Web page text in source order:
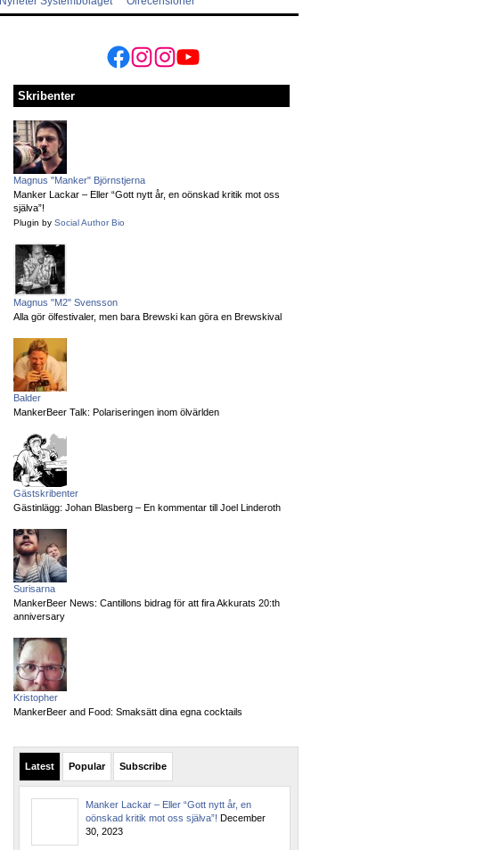
Facebook
Instagram
Instagram
YouTube
Skribenter
Magnus "Manker" Björnstjerna
Manker Lackar – Eller “Gott nytt år, en oönskad kritik mot oss
själva”!
Plugin by Social Author Bio
Magnus "M2" Svensson
Alla gör ölfestivaler, men bara Brewski kan göra en Brewskival
Balder
MankerBeer Talk: Polariseringen inom ölvärlden
Gästskribenter
Gästinlägg: Johan Blasberg – En kommentar till Joel Linderoth
Surisarna
MankerBeer News: Cantillons bidrag för att fira Akkurats 20:th
anniversary
Kristopher
MankerBeer and Food: Smaksätt dina egna cocktails
Latest Popular Subscribe
Manker Lackar – Eller “Gott nytt år, en
oönskad kritik mot oss själva”! December
30, 2023